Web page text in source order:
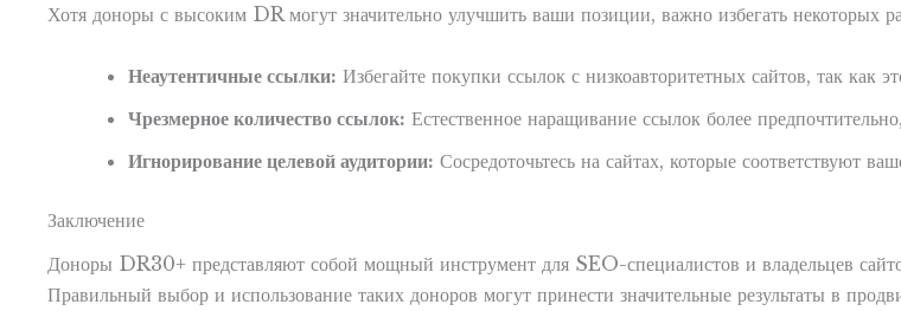
Хотя доноры с высоким DR могут значительно улучшить ваши позиции, важно избегать некоторых
Неаутентичные ссылки: Избегайте покупки ссылок с низкоавторитетных сайтов, так как
Чрезмерное количество ссылок: Естественное наращивание ссылок более
Игнорирование целевой аудитории: Сосредоточьтесь на сайтах, которые соответствуют
Заключение
Доноры DR30+ представляют собой мощный инструмент для SEO-специалистов и владельцев
Правильный выбор и использование таких доноров могут принести значительные результаты в